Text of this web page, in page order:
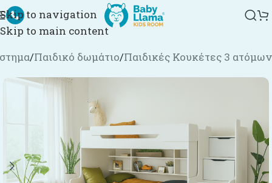
Skip to navigation
Skip to main content
/Παιδικό δωμάτιο/Παιδικές Κουκέτες 3 ατόμων